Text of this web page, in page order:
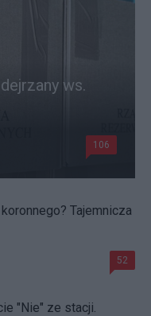
ws.
106
Tajemnicza
52
"Nie" ze stacji.